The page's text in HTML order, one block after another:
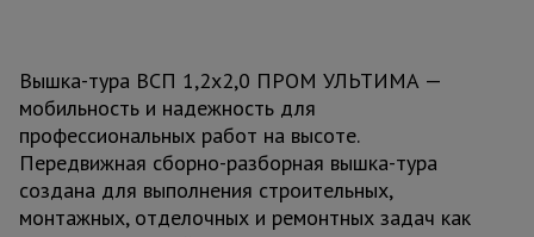
Вышка-тура ВСП 1,2x2,0 ПРОМ УЛЬТИМА —
мобильность и надежность для
профессиональных работ на высоте.
Передвижная сборно-разборная вышка-тура
создана для выполнения строительных,
монтажных, отделочных и ремонтных задач как